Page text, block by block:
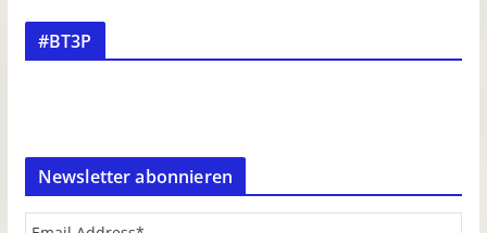
#BT3P
Newsletter abonnieren